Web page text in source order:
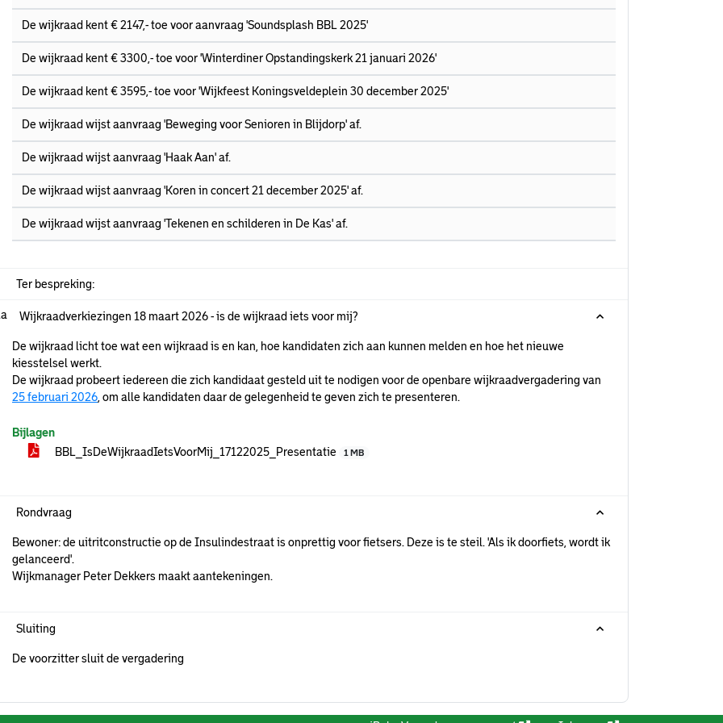
De wijkraad kent € 2147,- toe voor aanvraag 'Soundsplash BBL 2025'
De wijkraad kent € 3300,- toe voor 'Winterdiner Opstandingskerk 21 januari 2026'
De wijkraad kent € 3595,- toe voor 'Wijkfeest Koningsveldeplein 30 december 2025'
De wijkraad wijst aanvraag 'Beweging voor Senioren in Blijdorp' af.
De wijkraad wijst aanvraag 'Haak Aan' af.
De wijkraad wijst aanvraag 'Koren in concert 21 december 2025' af.
De wijkraad wijst aanvraag 'Tekenen en schilderen in De Kas' af.
Ter bespreking:
Wijkraadverkiezingen 18 maart 2026 - is de wijkraad iets voor mij?
De wijkraad licht toe wat een wijkraad is en kan, hoe kandidaten zich aan kunnen melden en hoe het nieuwe
kiesstelsel werkt.
De wijkraad probeert iedereen die zich kandidaat gesteld uit te nodigen voor de openbare wijkraadvergadering van
25 februari 2026 , om alle kandidaten daar de gelegenheid te geven zich te presenteren.
Bijlagen
BBL_IsDeWijkraadIetsVoorMij_17122025_Presentatie
1 MB
Rondvraag
Bewoner: de uitritconstructie op de Insulindestraat is onprettig voor fietsers. Deze is te steil. 'Als ik doorfiets, wordt ik
gelanceerd'.
Wijkmanager Peter Dekkers maakt aantekeningen.
Sluiting
De voorzitter sluit de vergadering